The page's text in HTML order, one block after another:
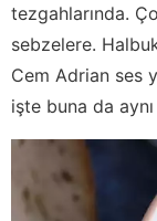
tezgahlarında.
sebzelere.
Cem Adrian ses
işte buna da aynı